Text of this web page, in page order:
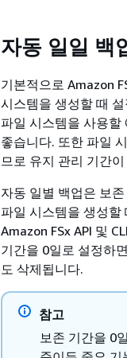
자동 일일 백
기본적으로 Amazon
시스템을 생성할 때
파일 시스템을 사용할
좋습니다. 또한 파일
므로 유지 관리 기간
자동 일별 백업은 보
파일 시스템을 생성할
Amazon FSx API 및
기간을 0일로 설정하
도 삭제됩니다.
참고
보존 기간을 0